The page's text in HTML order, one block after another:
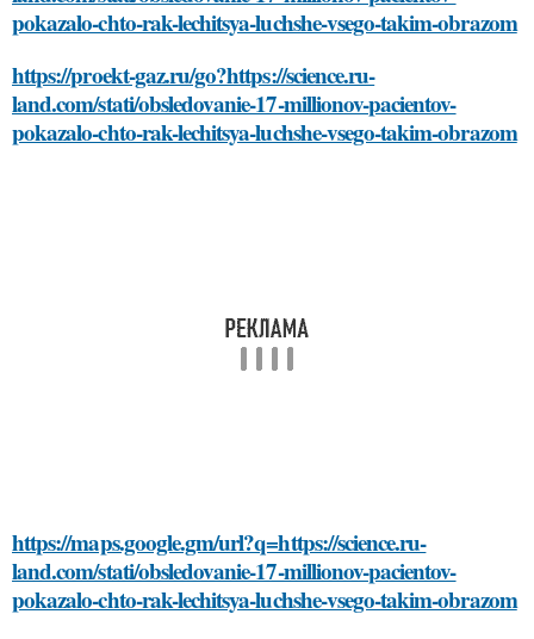
pokazalo-chto-rak-lechitsya-luchshe-vsego-takim-obrazom
https://proekt-gaz.ru/go?https://science.ru-
land.com/stati/obsledovanie-17-millionov-pacientov-
pokazalo-chto-rak-lechitsya-luchshe-vsego-takim-obrazom
https://maps.google.gm/url?q=https://science.ru-
land.com/stati/obsledovanie-17-millionov-pacientov-
pokazalo-chto-rak-lechitsya-luchshe-vsego-takim-obrazom